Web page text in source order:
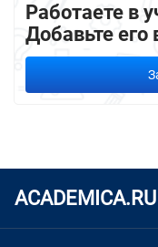
Работаете в
Добавьте его
ACADEMICA.RU